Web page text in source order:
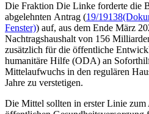
Die Fraktion Die Linke forderte die
abgelehnten Antrag (19/19138
Fenster)) auf, aus dem Ende März
Nachtragshaushalt von 156
zusätzlich für die öffentliche
humanitäre Hilfe (ODA) an
Mittelaufwuchs in den regulären
Jahre zu verstetigen.
Die Mittel sollten in erster Linie zum